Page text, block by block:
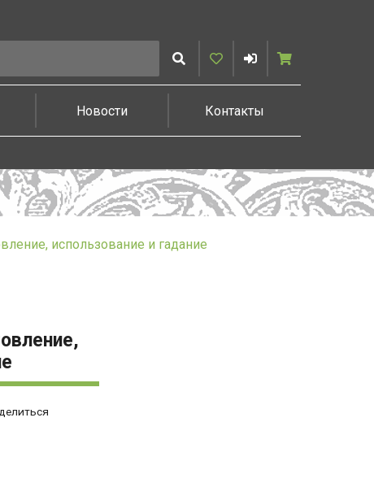
ИскатьИзбранное
ВойтиКорзина
Новости Контакты
использование и гадание